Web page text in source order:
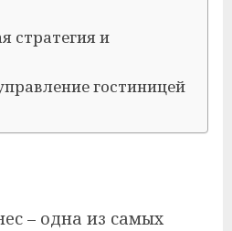
стратегия и
гостиницей
– одна из самых